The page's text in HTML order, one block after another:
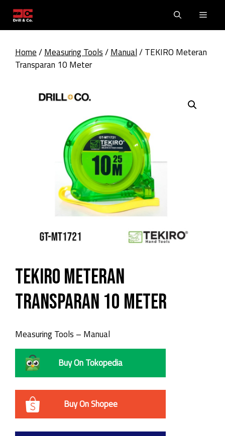
content
Home/Measuring Tools/Manual/ TEKIRO Meteran
Transparan 10 Meter
TEKIRO Meteran
Transparan 10 Meter
Measuring Tools – Manual
Buy On Tokopedia
Buy On Shopee